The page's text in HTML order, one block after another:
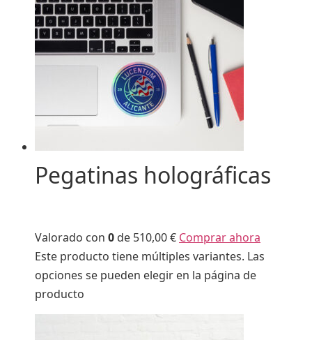
Pegatinas holográficas
Valorado con 0 de 510,00 € Comprar ahora
Este producto tiene múltiples variantes. Las
opciones se pueden elegir en la página de
producto